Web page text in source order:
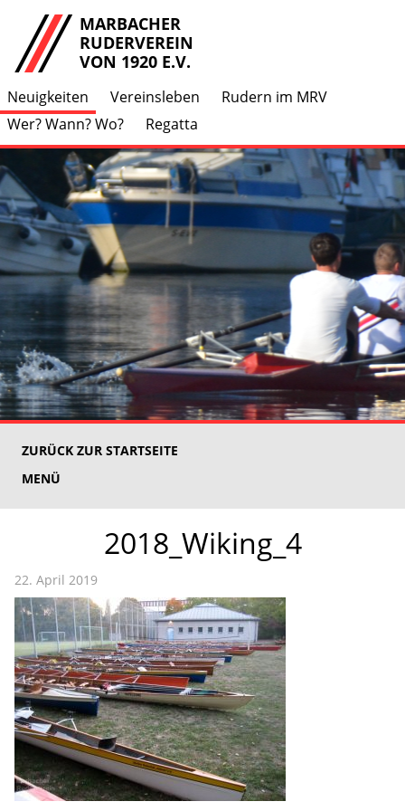
MARBACHER
RUDERVEREIN
VON 1920 E.V.
Neuigkeiten Vereinsleben
Rudern im MRV
Wer? Wann? Wo?
Regatta
ZURÜCK ZUR STARTSEITE
MENÜ
2018_Wiking_4
22. April 2019